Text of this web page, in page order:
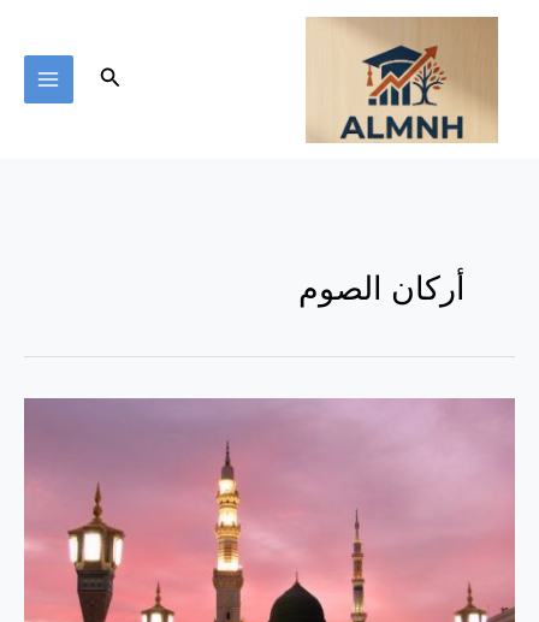
تخطي
البحث
أركان الصوم